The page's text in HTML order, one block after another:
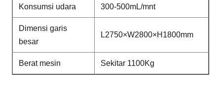
Konsumsi udara 300-500mL/mnt
Dimensi garis
besar
L2750×W2800×H1800mm
Berat mesin Sekitar 1100Kg